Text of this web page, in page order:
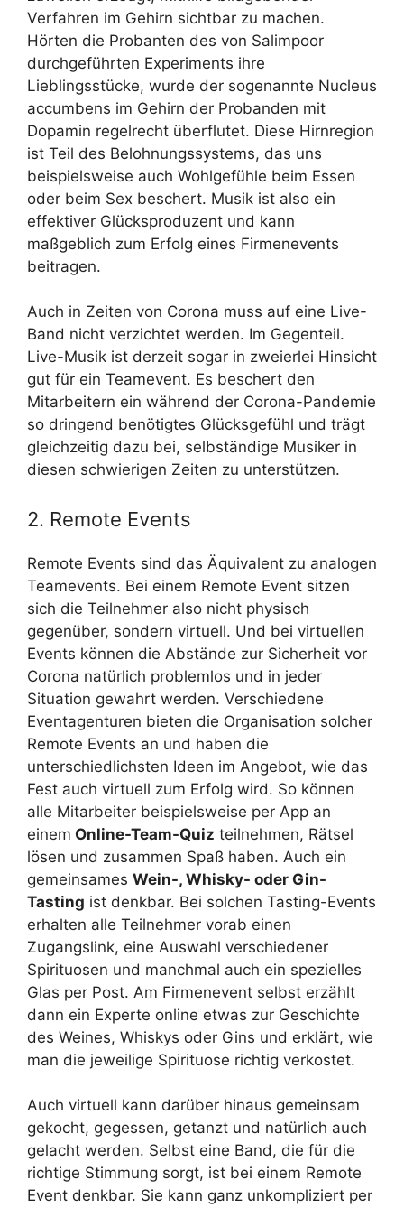
Verfahren im Gehirn sichtbar zu machen.
Hörten die Probanten des von Salimpoor
durchgeführten Experiments ihre
Lieblingsstücke, wurde der sogenannte Nucleus
accumbens im Gehirn der Probanden mit
Dopamin regelrecht überflutet. Diese Hirnregion
ist Teil des Belohnungssystems, das uns
beispielsweise auch Wohlgefühle beim Essen
oder beim Sex beschert. Musik ist also ein
effektiver Glücksproduzent und kann
maßgeblich zum Erfolg eines Firmenevents
beitragen.
Auch in Zeiten von Corona muss auf eine Live-
Band nicht verzichtet werden. Im Gegenteil.
Live-Musik ist derzeit sogar in zweierlei Hinsicht
gut für ein Teamevent. Es beschert den
Mitarbeitern ein während der Corona-Pandemie
so dringend benötigtes Glücksgefühl und trägt
gleichzeitig dazu bei, selbständige Musiker in
diesen schwierigen Zeiten zu unterstützen.
2. Remote Events
Remote Events sind das Äquivalent zu analogen
Teamevents. Bei einem Remote Event sitzen
sich die Teilnehmer also nicht physisch
gegenüber, sondern virtuell. Und bei virtuellen
Events können die Abstände zur Sicherheit vor
Corona natürlich problemlos und in jeder
Situation gewahrt werden. Verschiedene
Eventagenturen bieten die Organisation solcher
Remote Events an und haben die
unterschiedlichsten Ideen im Angebot, wie das
Fest auch virtuell zum Erfolg wird. So können
alle Mitarbeiter beispielsweise per App an
einem Online-Team-Quiz teilnehmen, Rätsel
lösen und zusammen Spaß haben. Auch ein
gemeinsames Wein-, Whisky- oder Gin-
Tasting ist denkbar. Bei solchen Tasting-Events
erhalten alle Teilnehmer vorab einen
Zugangslink, eine Auswahl verschiedener
Spirituosen und manchmal auch ein spezielles
Glas per Post. Am Firmenevent selbst erzählt
dann ein Experte online etwas zur Geschichte
des Weines, Whiskys oder Gins und erklärt, wie
man die jeweilige Spirituose richtig verkostet.
Auch virtuell kann darüber hinaus gemeinsam
gekocht, gegessen, getanzt und natürlich auch
gelacht werden. Selbst eine Band, die für die
richtige Stimmung sorgt, ist bei einem Remote
Event denkbar. Sie kann ganz unkompliziert per